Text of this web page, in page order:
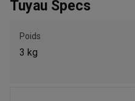
Obtenir une direction
Tuyau Specs
Poids
3 kg